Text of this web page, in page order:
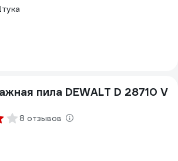
пила DEWALT D 28710 V
8 отзывов